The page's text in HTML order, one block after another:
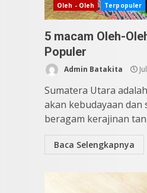
Oleh - Oleh Terpopuler
5 macam Oleh-
Populer
Admin Batakita
Sumatera Utara
akan kebudayaan dan
beragam kerajinan
Baca Selengkapnya